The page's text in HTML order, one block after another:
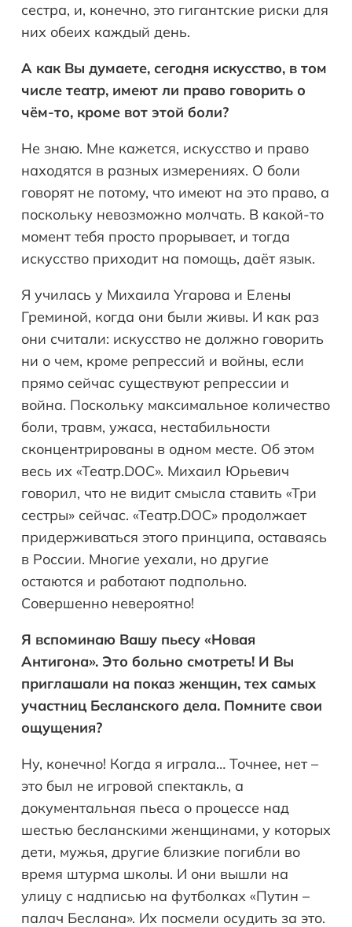
сестра, и, конечно, это гигантские риски для
них обеих каждый день.
А как Вы думаете, сегодня искусство, в том
числе театр, имеют ли право говорить о
чём-то, кроме вот этой боли?
Не знаю. Мне кажется, искусство и право
находятся в разных измерениях. О боли
говорят не потому, что имеют на это право, а
поскольку невозможно молчать. В какой-то
момент тебя просто прорывает, и тогда
искусство приходит на помощь, даёт язык.
Я училась у Михаила Угарова и Елены
Греминой, когда они были живы. И как раз
они считали: искусство не должно говорить
ни о чем, кроме репрессий и войны, если
прямо сейчас существуют репрессии и
война. Поскольку максимальное количество
боли, травм, ужаса, нестабильности
сконцентрированы в одном месте. Об этом
весь их «Театр.DOC». Михаил Юрьевич
говорил, что не видит смысла ставить «Три
сестры» сейчас. «Театр.DOC» продолжает
придерживаться этого принципа, оставаясь
в России. Многие уехали, но другие
остаются и работают подпольно.
Совершенно невероятно!
Я вспоминаю Вашу пьесу «Новая
Антигона». Это больно смотреть! И Вы
приглашали на показ женщин, тех самых
участниц Бесланского дела. Помните свои
ощущения?
Ну, конечно! Когда я играла… Точнее, нет –
это был не игровой спектакль, а
документальная пьеса о процессе над
шестью бесланскими женщинами, у которых
дети, мужья, другие близкие погибли во
время штурма школы. И они вышли на
улицу с надписью на футболках «Путин –
палач Беслана». Их посмели осудить за это.